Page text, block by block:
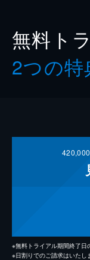
無料ト
2つの特
420,000
※無料トライアル期間終了日
※日割りでのご請求はいたし